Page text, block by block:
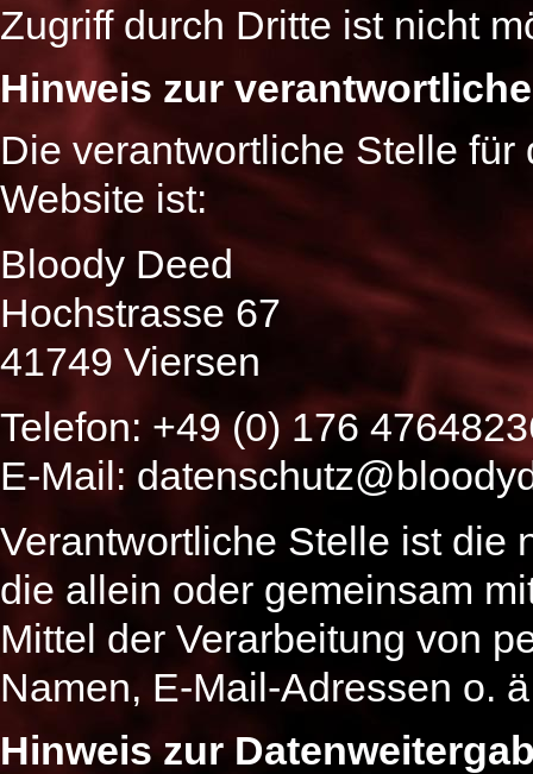
Zugriff durch Dritte ist nicht
Hinweis zur
Die verantwortliche Stelle
Website ist:
Bloody Deed
Hochstrasse 67
41749 Viersen
Telefon: +49 (0) 176
E-Mail:
Verantwortliche Stelle ist die
die allein oder gemeinsam
Mittel der Verarbeitung von
Namen, E-Mail-Adressen o.
Hinweis zur